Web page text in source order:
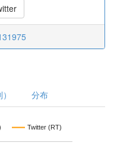
分布
Twitter (RT)